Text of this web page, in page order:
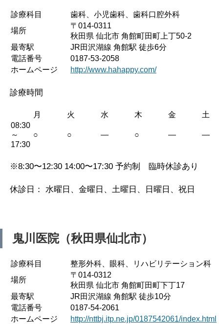
診療科目
歯科、小児歯科、歯科口腔外科
場所
〒014-0311
秋田県 仙北市 角館町田町上丁50-2
最寄駅
JR田沢湖線 角館駅 徒歩6分
電話番号
0187-53-2058
ホームページ
http://www.hahappy.com/
診療時間
月 火 水 木 金
土
08:30
～
17:30
○ ○ — ○ — —
※8:30〜12:30 14:00〜17:30 予約制 臨時休診あり
休診日： 水曜日、金曜日、土曜日、日曜日、祝日
鬼川医院（秋田県仙北市）
診療科目
整形外科、眼科、リハビリテーション科
場所
〒014-0312
秋田県 仙北市 角館町田町下丁17
最寄駅
JR田沢湖線 角館駅 徒歩10分
電話番号
0187-54-2061
ホームページ
http://nttbj.itp.ne.jp/0187542061/index.html